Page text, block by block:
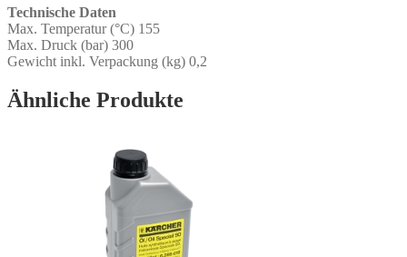
Technische Daten
Max. Temperatur (°C) 155
Max. Druck (bar) 300
Gewicht inkl. Verpackung (kg) 0,2
Ähnliche Produkte